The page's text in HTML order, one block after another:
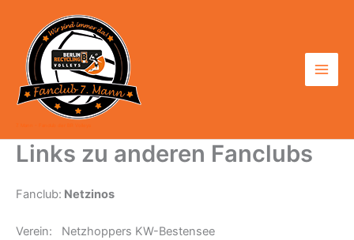
springen
Links zu anderen Fanclubs
Fanclub: Netzinos
Verein: Netzhoppers KW-Bestensee